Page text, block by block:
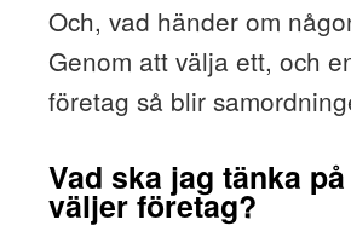
Och, vad händer om
Genom att välja ett, och
företag så blir
Vad ska jag tänka
väljer företag?